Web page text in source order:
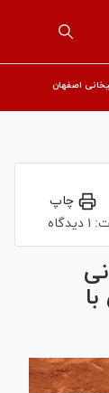
اصفهان
چاپ
۱ دیدگاه